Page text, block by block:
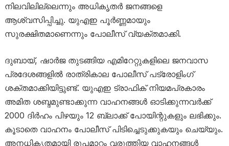
നിലവിലില്ലെന്നും അധികൃതർ ജനങ്ങളെ
ആശ്വസിപ്പിച്ചു. യുഎഇ പൂർണ്ണമായും
സുരക്ഷിതമാണെന്നും പോലീസ് വ്യക്തമാക്കി.
ദുബായ്, ഷാർജ തുടങ്ങിയ എമിറേറ്റുകളിലെ ജനവാസ
പ്രദേശങ്ങളിൽ രാത്രികാല പോലീസ് പട്രോളിംഗ്
ശക്തമാക്കിയിട്ടുണ്ട്. യുഎഇ ട്രാഫിക് നിയമപ്രകാരം
അമിത ശബ്ദമുണ്ടാക്കുന്ന വാഹനങ്ങൾ ഓടിക്കുന്നവർക്ക്
2000 ദിർഹം പിഴയും 12 ബ്ലാക്ക് പോയിന്റുകളും ലഭിക്കും.
കൂടാതെ വാഹനം പോലീസ് പിടിച്ചെടുക്കുകയും ചെയ്യും.
അനധികൃതമായി രൂപമാറ്റം വരുത്തിയ വാഹനങ്ങൾ